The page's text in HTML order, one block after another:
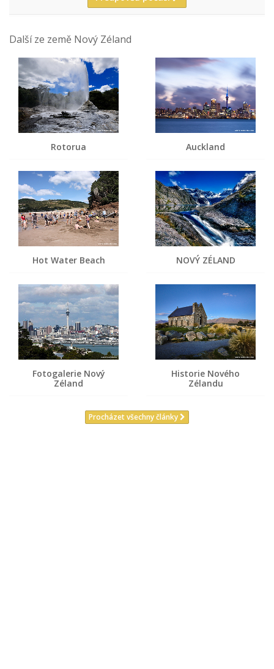
Další ze země Nový Zéland
Rotorua Auckland
Hot Water Beach NOVÝ ZÉLAND
Fotogalerie Nový
Zéland
Historie Nového
Zélandu
Procházet všechny články